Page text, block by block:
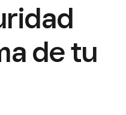
de tu